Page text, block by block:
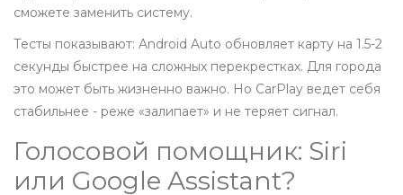
сможете заменить систему.
Тесты показывают: Android Auto обновляет карту на 1.5-2
секунды быстрее на сложных перекрестках. Для города
это может быть жизненно важно. Но CarPlay ведет себя
стабильнее - реже «залипает» и не теряет сигнал.
Голосовой помощник: Siri
или Google Assistant?